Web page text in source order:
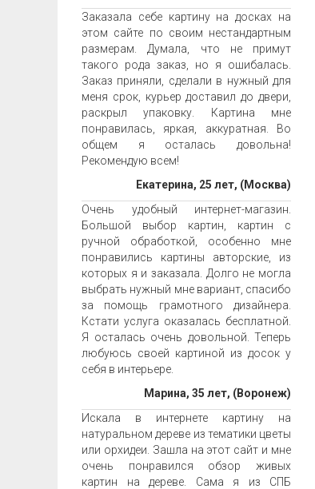
Заказала себе картину на досках на
этом сайте по своим нестандартным
размерам. Думала, что не примут
такого рода заказ, но я ошибалась.
Заказ приняли, сделали в нужный для
меня срок, курьер доставил до двери,
раскрыл упаковку. Картина мне
понравилась, яркая, аккуратная. Во
общем я осталась довольна!
Рекомендую всем!
Екатерина, 25 лет, (Москва)
Очень удобный интернет-магазин.
Большой выбор картин, картин с
ручной обработкой, особенно мне
понравились картины авторские, из
которых я и заказала. Долго не могла
выбрать нужный мне вариант, спасибо
за помощь грамотного дизайнера.
Кстати услуга оказалась бесплатной.
Я осталась очень довольной. Теперь
любуюсь своей картиной из досок у
себя в интерьере.
Марина, 35 лет, (Воронеж)
Искала в интернете картину на
натуральном дереве из тематики цветы
или орхидеи. Зашла на этот сайт и мне
очень понравился обзор живых
картин на дереве. Сама я из СПБ